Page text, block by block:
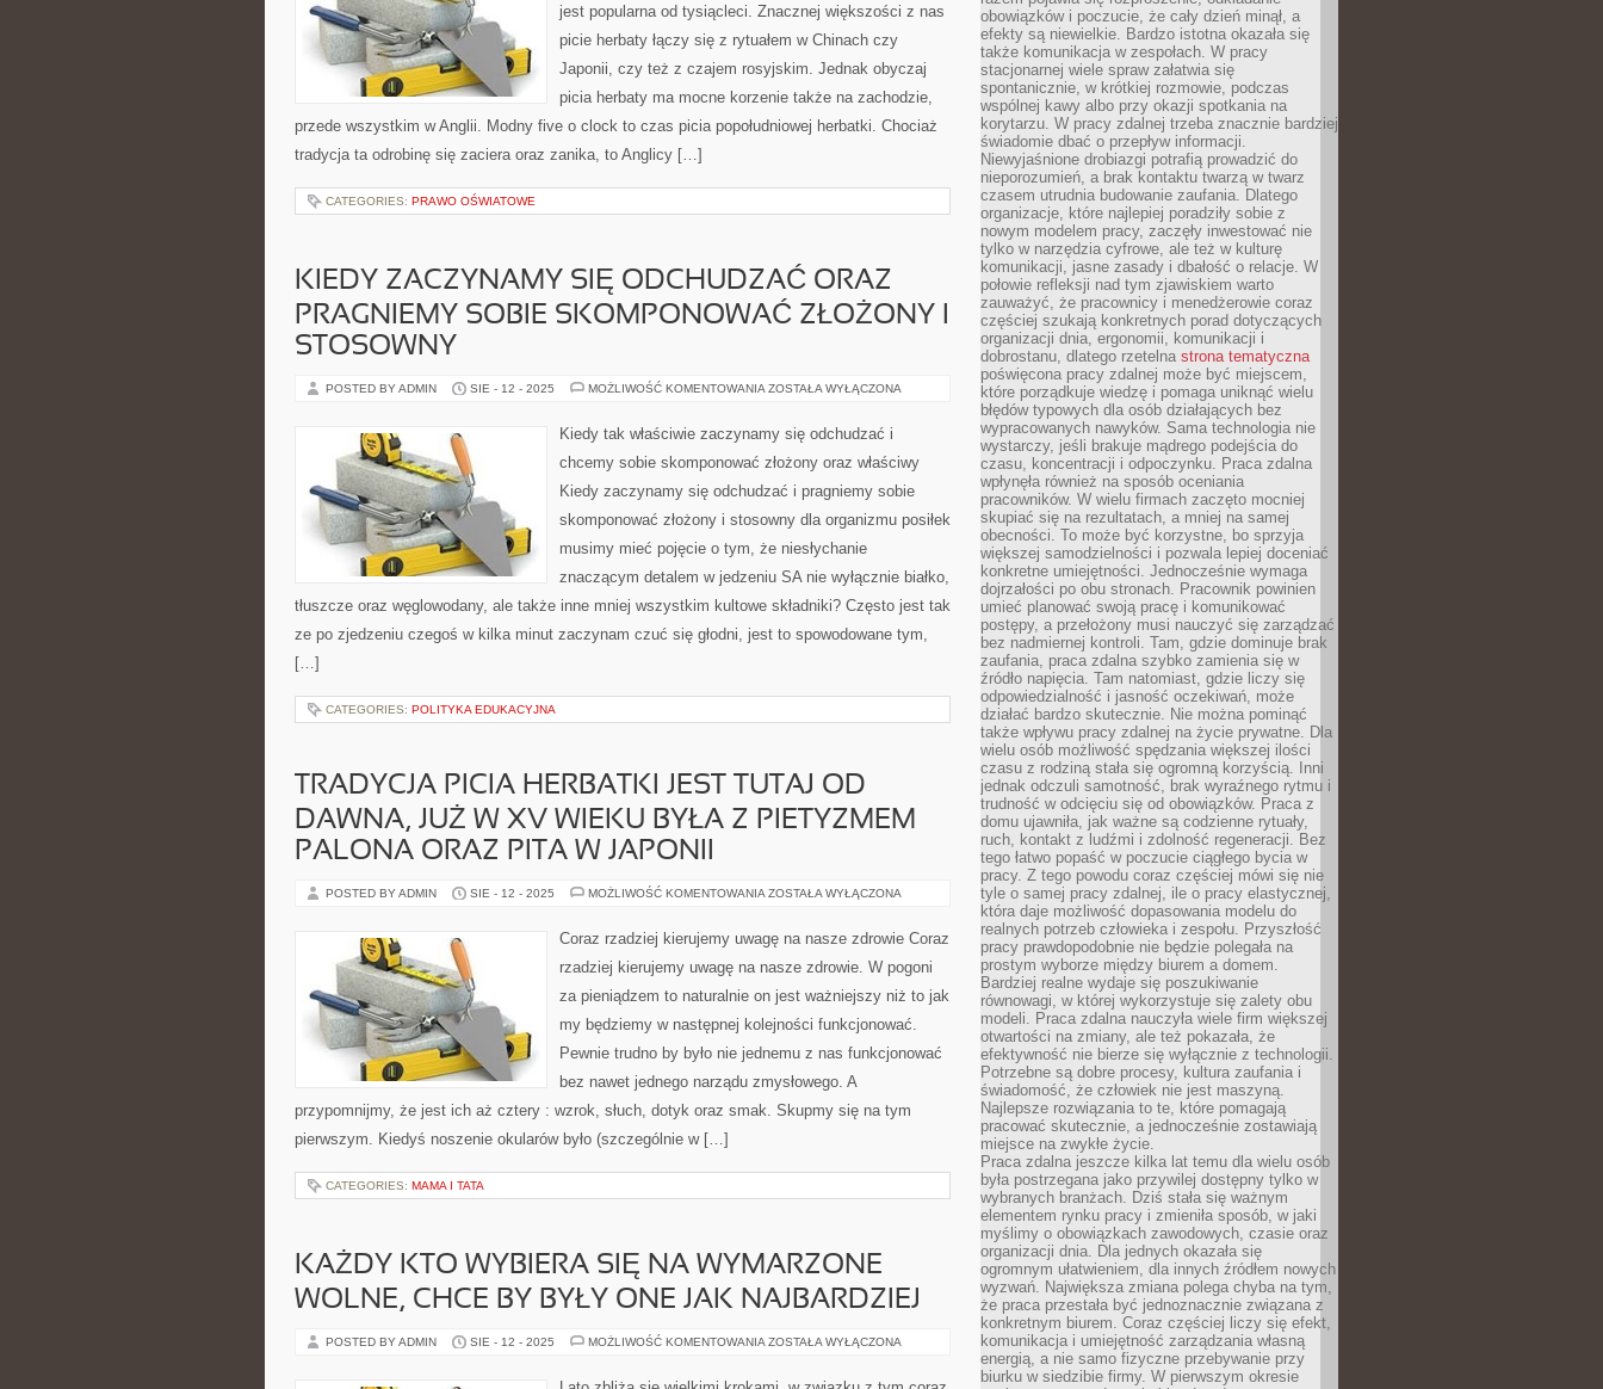
POMOC
jest popularna od tysiącleci. Znacznej większości z nas
picie herbaty łączy się z rytuałem w Chinach czy
Japonii, czy też z czajem rosyjskim. Jednak obyczaj
picia herbaty ma mocne korzenie także na zachodzie,
przede wszystkim w Anglii. Modny five o clock to czas picia popołudniowej herbatki. Chociaż
tradycja ta odrobinę się zaciera oraz zanika, to Anglicy […]
CATEGORIES: PRAWO OŚWIATOWE
KIEDY ZACZYNAMY SIĘ ODCHUDZAĆ ORAZ
PRAGNIEMY SOBIE SKOMPONOWAĆ ZŁOŻONY I
STOSOWNY
POSTED BY ADMIN SIE - 12 - 2025 MOŻLIWOŚĆ KOMENTOWANIA KIEDY
ODCHUDZAĆ
ORAZ
SOBIE
ZŁOŻONY
STOSOWNY
ZOSTAŁA WYŁĄCZONA
Kiedy tak właściwie zaczynamy się odchudzać i
chcemy sobie skomponować złożony oraz właściwy
Kiedy zaczynamy się odchudzać i pragniemy sobie
skomponować złożony i stosowny dla organizmu posiłek
musimy mieć pojęcie o tym, że niesłychanie
znaczącym detalem w jedzeniu SA nie wyłącznie białko,
tłuszcze oraz węglowodany, ale także inne mniej wszystkim kultowe składniki? Często jest tak
ze po zjedzeniu czegoś w kilka minut zaczynam czuć się głodni, jest to spowodowane tym,
[…]
CATEGORIES: POLITYKA EDUKACYJNA
TRADYCJA PICIA HERBATKI JEST TUTAJ OD
DAWNA, JUŻ W XV WIEKU BYŁA Z PIETYZMEM
PALONA ORAZ PITA W JAPONII
POSTED BY ADMIN SIE - 12 - 2025 MOŻLIWOŚĆ KOMENTOWANIA TRADYCJA
TUTAJ
DAWNA,
W
WIEKU
BYŁA
Z
PIETYZMEM
PALONA
ORAZ
PITA
W
ZOSTAŁA WYŁĄCZONA
Coraz rzadziej kierujemy uwagę na nasze zdrowie Coraz
rzadziej kierujemy uwagę na nasze zdrowie. W pogoni
za pieniądzem to naturalnie on jest ważniejszy niż to jak
my będziemy w następnej kolejności funkcjonować.
Pewnie trudno by było nie jednemu z nas funkcjonować
bez nawet jednego narządu zmysłowego. A
przypomnijmy, że jest ich aż cztery : wzrok, słuch, dotyk oraz smak. Skupmy się na tym
pierwszym. Kiedyś noszenie okularów było (szczególnie w […]
CATEGORIES: MAMA I TATA
KAŻDY KTO WYBIERA SIĘ NA WYMARZONE
WOLNE, CHCE BY BYŁY ONE JAK NAJBARDZIEJ
POSTED BY ADMIN SIE - 12 - 2025 MOŻLIWOŚĆ KOMENTOWANIA KAŻDY
SIĘ
ZOSTAŁA WYŁĄCZONA
obowiązków i poczucie, że cały dzień minął, a
efekty są niewielkie. Bardzo istotna okazała się
także komunikacja w zespołach. W pracy
stacjonarnej wiele spraw załatwia się
spontanicznie, w krótkiej rozmowie, podczas
wspólnej kawy albo przy okazji spotkania na
korytarzu. W pracy zdalnej trzeba znacznie bardziej
świadomie dbać o przepływ informacji.
Niewyjaśnione drobiazgi potrafią prowadzić do
nieporozumień, a brak kontaktu twarzą w twarz
czasem utrudnia budowanie zaufania. Dlatego
organizacje, które najlepiej poradziły sobie z
nowym modelem pracy, zaczęły inwestować nie
tylko w narzędzia cyfrowe, ale też w kulturę
komunikacji, jasne zasady i dbałość o relacje. W
połowie refleksji nad tym zjawiskiem warto
zauważyć, że pracownicy i menedżerowie coraz
częściej szukają konkretnych porad dotyczących
organizacji dnia, ergonomii, komunikacji i
dobrostanu, dlatego rzetelna strona tematyczna
poświęcona pracy zdalnej może być miejscem,
które porządkuje wiedzę i pomaga uniknąć wielu
błędów typowych dla osób działających bez
wypracowanych nawyków. Sama technologia nie
wystarczy, jeśli brakuje mądrego podejścia do
czasu, koncentracji i odpoczynku. Praca zdalna
wpłynęła również na sposób oceniania
pracowników. W wielu firmach zaczęto mocniej
skupiać się na rezultatach, a mniej na samej
obecności. To może być korzystne, bo sprzyja
większej samodzielności i pozwala lepiej doceniać
konkretne umiejętności. Jednocześnie wymaga
dojrzałości po obu stronach. Pracownik powinien
umieć planować swoją pracę i komunikować
postępy, a przełożony musi nauczyć się zarządzać
bez nadmiernej kontroli. Tam, gdzie dominuje brak
zaufania, praca zdalna szybko zamienia się w
źródło napięcia. Tam natomiast, gdzie liczy się
odpowiedzialność i jasność oczekiwań, może
działać bardzo skutecznie. Nie można pominąć
także wpływu pracy zdalnej na życie prywatne. Dla
wielu osób możliwość spędzania większej ilości
czasu z rodziną stała się ogromną korzyścią. Inni
jednak odczuli samotność, brak wyraźnego rytmu i
trudność w odcięciu się od obowiązków. Praca z
domu ujawniła, jak ważne są codzienne rytuały,
ruch, kontakt z ludźmi i zdolność regeneracji. Bez
tego łatwo popaść w poczucie ciągłego bycia w
pracy. Z tego powodu coraz częściej mówi się nie
tyle o samej pracy zdalnej, ile o pracy elastycznej,
która daje możliwość dopasowania modelu do
realnych potrzeb człowieka i zespołu. Przyszłość
pracy prawdopodobnie nie będzie polegała na
prostym wyborze między biurem a domem.
Bardziej realne wydaje się poszukiwanie
równowagi, w której wykorzystuje się zalety obu
modeli. Praca zdalna nauczyła wiele firm większej
otwartości na zmiany, ale też pokazała, że
efektywność nie bierze się wyłącznie z technologii.
Potrzebne są dobre procesy, kultura zaufania i
świadomość, że człowiek nie jest maszyną.
Najlepsze rozwiązania to te, które pomagają
pracować skutecznie, a jednocześnie zostawiają
miejsce na zwykłe życie.
Praca zdalna jeszcze kilka lat temu dla wielu osób
była postrzegana jako przywilej dostępny tylko w
wybranych branżach. Dziś stała się ważnym
elementem rynku pracy i zmieniła sposób, w jaki
myślimy o obowiązkach zawodowych, czasie oraz
organizacji dnia. Dla jednych okazała się
ogromnym ułatwieniem, dla innych źródłem nowych
wyzwań. Największa zmiana polega chyba na tym,
że praca przestała być jednoznacznie związana z
konkretnym biurem. Coraz częściej liczy się efekt,
komunikacja i umiejętność zarządzania własną
energią, a nie samo fizyczne przebywanie przy
biurku w siedzibie firmy. W pierwszym okresie